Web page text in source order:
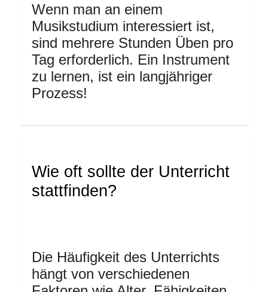
Wenn man an einem
Musikstudium interessiert ist,
sind mehrere Stunden Üben pro
Tag erforderlich. Ein Instrument
zu lernen, ist ein langjähriger
Prozess!
Wie oft sollte der Unterricht
stattfinden?
Die Häufigkeit des Unterrichts
hängt von verschiedenen